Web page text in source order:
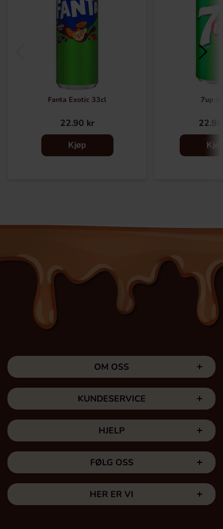
Fanta Exotic 33cl
22.90 kr
Kjøp
7up
OM OSS
KUNDESERVICE
HJELP
FØLG OSS
HER ER VI